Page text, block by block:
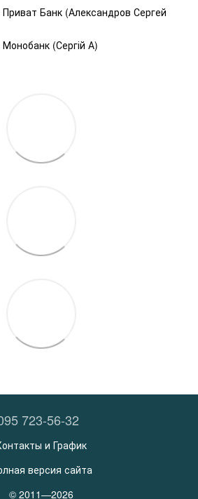
Банк (Александров Сергей
(Сергій А)
723-56-32
и График
версия сайта
© 2011—2026